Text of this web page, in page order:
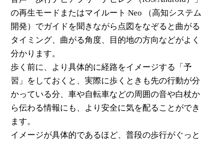
の再生モードまたはマイルート Neo （高知システム
開発）でガイドを聞きながら点図をなぞると曲がる
タイミング、曲がる角度、目的地の方向などがよく
分かります。
歩く前に、より具体的に経路をイメージする「予
習」をしておくと、実際に歩くときも先の行動が分
かっている分、車や自転車などの周囲の音や白杖か
ら伝わる情報にも、より安全に気を配ることができ
ます。
イメージが具体的であるほど、普段の歩行がぐっと